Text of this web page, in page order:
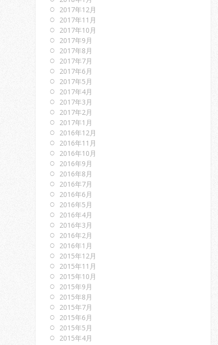
2017年12月
2017年11月
2017年10月
2017年9月
2017年8月
2017年7月
2017年6月
2017年5月
2017年4月
2017年3月
2017年2月
2017年1月
2016年12月
2016年11月
2016年10月
2016年9月
2016年8月
2016年7月
2016年6月
2016年5月
2016年4月
2016年3月
2016年2月
2016年1月
2015年12月
2015年11月
2015年10月
2015年9月
2015年8月
2015年7月
2015年6月
2015年5月
2015年4月